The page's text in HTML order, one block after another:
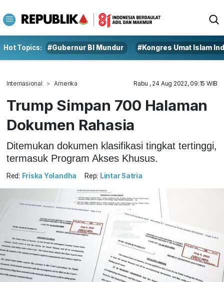
Hot Topics: #Gubernur BI Mundur #Kongres Umat Islam
Internasional Amerika Rabu , 24 Aug 2022, 09:15 WIB
Trump Simpan 700 Halaman
Dokumen Rahasia
Ditemukan dokumen klasifikasi tingkat tertinggi,
termasuk Program Akses Khusus.
Red: Friska Yolandha Rep: Lintar Satria